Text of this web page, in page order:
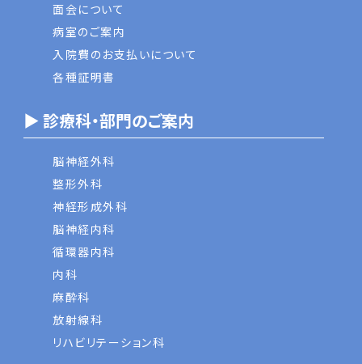
面会について
病室のご案内
入院費のお支払いについて
各種証明書
▶ 診療科・部門のご案内
脳神経外科
整形外科
神経形成外科
脳神経内科
循環器内科
内科
麻酔科
放射線科
リハビリテーション科